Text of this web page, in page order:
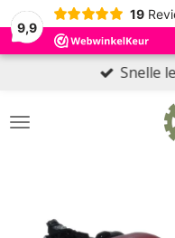
9,9
19
Snelle